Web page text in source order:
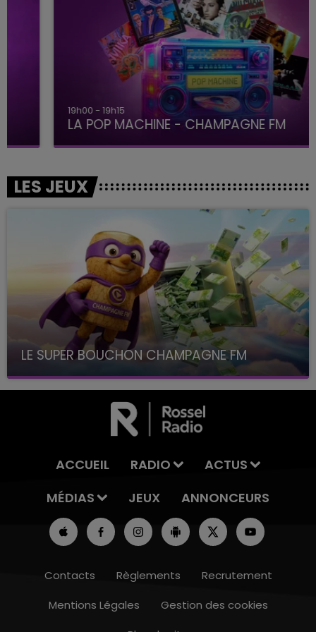
19h00 - 19h15
LA POP MACHINE - CHAMPAGNE FM
LES JEUX
LE SUPER BOUCHON CHAMPAGNE FM
avec La Famille Champagne FM, à 8H10
ACCUEIL RADIO
ACTUS
MÉDIAS
JEUX ANNONCEURS
Contacts Règlements
Recrutement
Mentions Légales
Gestion des cookies